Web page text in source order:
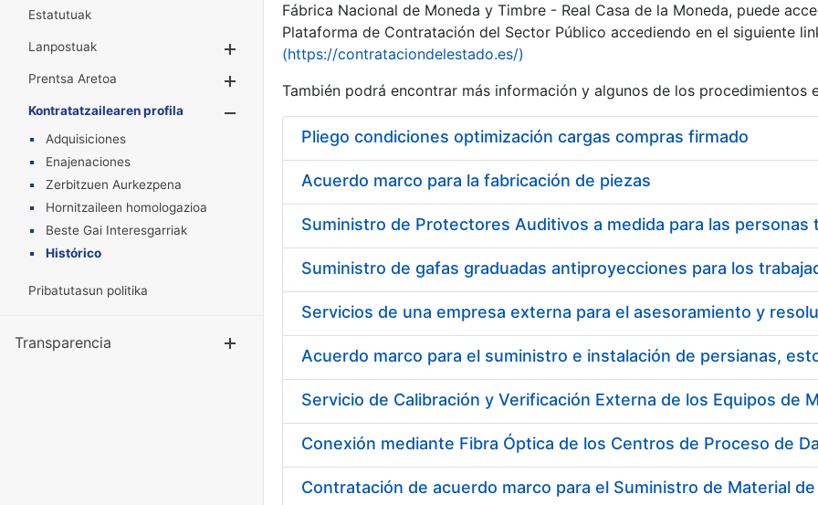
Estatutuak
Lanpostuak
Erakutsi/Ezkutatu
Prentsa Aretoa
Erakutsi/Ezkutatu
Kontratatzailearen profila
Erakutsi/Ezkutatu
Adquisiciones
Enajenaciones
Zerbitzuen Aurkezpena
Hornitzaileen homologazioa
Beste Gai Interesgarriak
Histórico
Pribatutasun politika
Transparencia Erakutsi/Ezkutatu
Fábrica Nacional de Moneda y Timbre - Real Casa de la Moneda, puede
Plataforma de Contratación del Sector Público accediendo en el siguiente
(https://contrataciondelestado.es/)
También podrá encontrar más información y algunos de los procedimientos
Pliego condiciones optimización cargas compras firmado
Acuerdo marco para la fabricación de piezas
Acuerdo marco para el suministro e instalación de persianas,